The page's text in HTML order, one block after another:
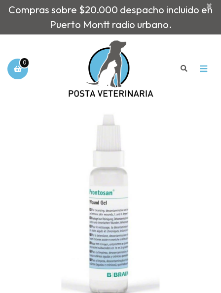
Compras sobre $20.000 despacho incluido en
Puerto Montt radio urbano.
×
0